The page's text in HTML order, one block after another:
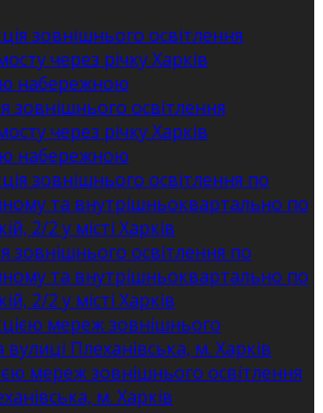
зовнішнього освітлення
через річку Харків
набережною
зовнішнього освітлення по
та внутрішньоквартально по
2/2 у місті Харків
мереж зовнішнього освітлення
м. Харків